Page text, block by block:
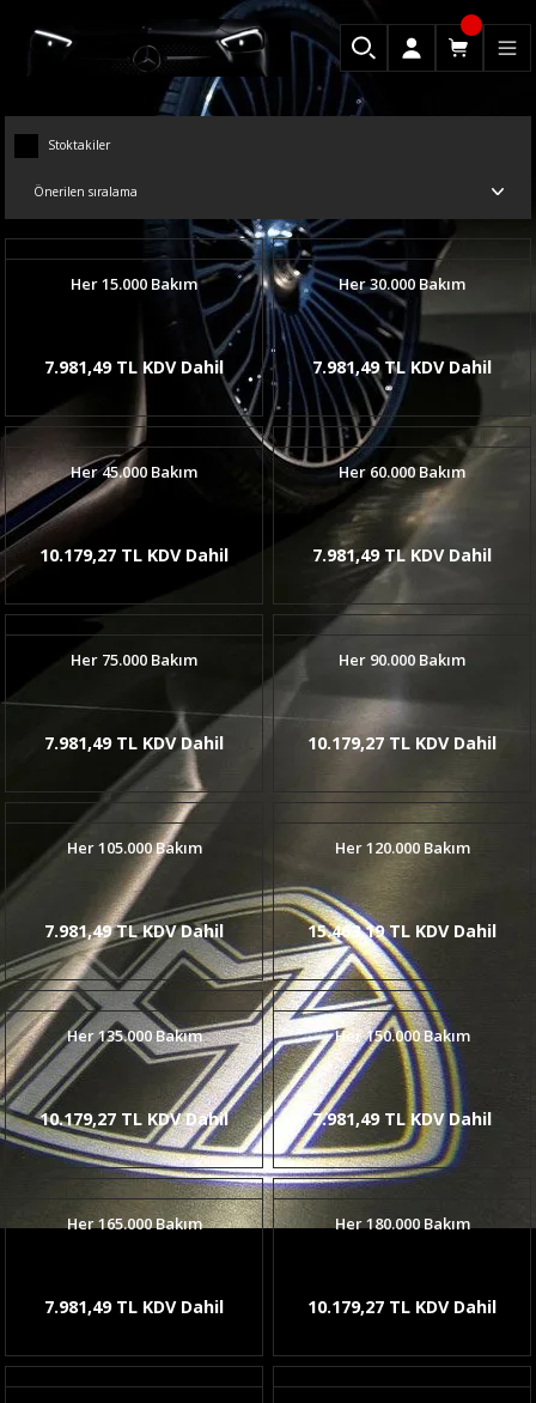
Stoktakiler
Her 15.000 Bakım
7.981,49 TL KDV Dahil
Her 30.000 Bakım
7.981,49 TL KDV Dahil
Her 45.000 Bakım
10.179,27 TL KDV Dahil
Her 60.000 Bakım
7.981,49 TL KDV Dahil
Her 75.000 Bakım
7.981,49 TL KDV Dahil
Her 90.000 Bakım
10.179,27 TL KDV Dahil
Her 105.000 Bakım
7.981,49 TL KDV Dahil
Her 120.000 Bakım
15.463,19 TL KDV Dahil
Her 135.000 Bakım
10.179,27 TL KDV Dahil
Her 150.000 Bakım
7.981,49 TL KDV Dahil
Her 165.000 Bakım
7.981,49 TL KDV Dahil
Her 180.000 Bakım
10.179,27 TL KDV Dahil